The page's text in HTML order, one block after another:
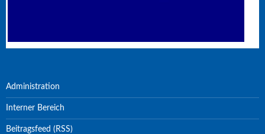
Administration
Interner Bereich
Beitragsfeed (RSS)